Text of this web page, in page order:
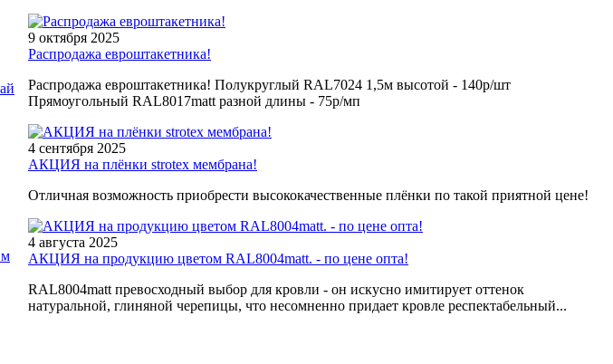
9 октября 2025
Распродажа евроштакетника!
Распродажа евроштакетника! Полукруглый RAL7024 1,5м высотой - 140р/шт
Прямоугольный RAL8017matt разной длины - 75р/мп
4 сентября 2025
АКЦИЯ на плёнки strotex мембрана!
Отличная возможность приобрести высококачественные плёнки по такой приятной цене!
4 августа 2025
АКЦИЯ на продукцию цветом RAL8004matt. - по цене опта!
RAL8004matt превосходный выбор для кровли - он искусно имитирует оттенок
натуральной, глиняной черепицы, что несомненно придает кровле респектабельный...